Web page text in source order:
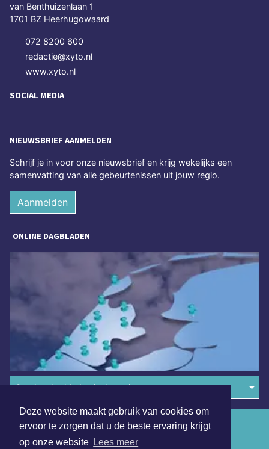
Deze website maakt gebruik van cookies om
ervoor te zorgen dat u de beste ervaring krijgt
op onze website Lees meer
van Benthuizenlaan 1
1701 BZ Heerhugowaard
072 8200 600
redactie@xyto.nl
www.xyto.nl
SOCIAL MEDIA
NIEUWSBRIEF AANMELDEN
Schrijf je in voor onze nieuwsbrief en krijg wekelijks een
samenvatting van alle gebeurtenissen uit jouw regio.
Aanmelden
ONLINE DAGBLADEN
Overige dagbladen in de regio
Algemene voorwaarden
Disclaimer